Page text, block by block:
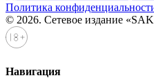
Политика
© 2026. Сетевое издание
Навигация